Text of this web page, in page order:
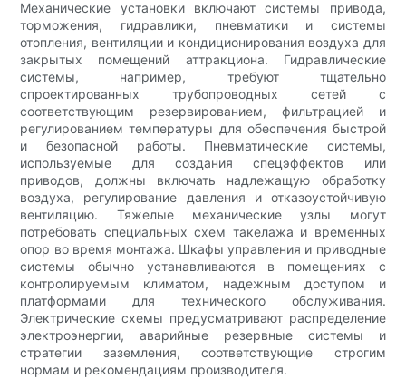
Механические установки включают системы привода,
торможения, гидравлики, пневматики и системы
отопления, вентиляции и кондиционирования воздуха для
закрытых помещений аттракциона. Гидравлические
системы, например, требуют тщательно
спроектированных трубопроводных сетей с
соответствующим резервированием, фильтрацией и
регулированием температуры для обеспечения быстрой
и безопасной работы. Пневматические системы,
используемые для создания спецэффектов или
приводов, должны включать надлежащую обработку
воздуха, регулирование давления и отказоустойчивую
вентиляцию. Тяжелые механические узлы могут
потребовать специальных схем такелажа и временных
опор во время монтажа. Шкафы управления и приводные
системы обычно устанавливаются в помещениях с
контролируемым климатом, надежным доступом и
платформами для технического обслуживания.
Электрические схемы предусматривают распределение
электроэнергии, аварийные резервные системы и
стратегии заземления, соответствующие строгим
нормам и рекомендациям производителя.